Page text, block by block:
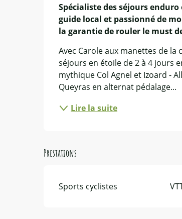
Spécialiste des séjours
guide local et passionné de
la garantie de rouler le must
Avec Carole aux manettes de
séjours en étoile de 2 à 4 jours
mythique Col Agnel et Izoard -
Queyras en alternat pédalage...
Lire la suite
Prestations
Sports cyclistes